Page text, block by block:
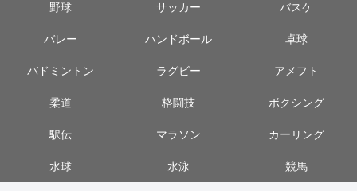
野球 サッカー バスケ
バレー ハンドボール 卓球
バドミントン ラグビー アメフト
柔道 格闘技 ボクシング
駅伝 マラソン カーリング
水球 水泳 競馬